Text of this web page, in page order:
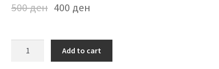
500ден 400 ден
Add to cart